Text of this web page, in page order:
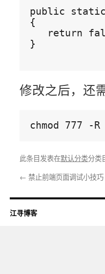
public static
{
}
修改之后，还
chmod 777 -
此条目发表在默认分类分类
← 禁止前端页面调试小技巧
江寻博客